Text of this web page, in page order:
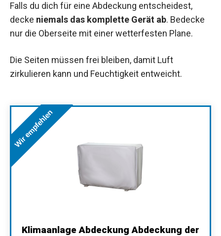
Falls du dich für eine Abdeckung entscheidest,
decke niemals das komplette Gerät ab. Bedecke
nur die Oberseite mit einer wetterfesten Plane.
Die Seiten müssen frei bleiben, damit Luft
zirkulieren kann und Feuchtigkeit entweicht.
Wir empfehlen
Klimaanlage Abdeckung Abdeckung der